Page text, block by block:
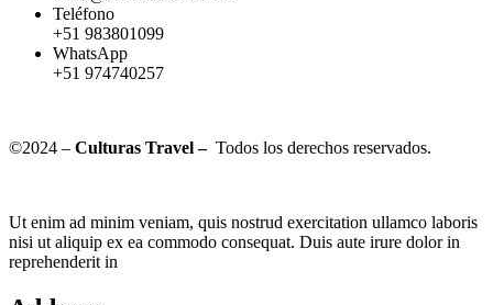
Teléfono
+51 983801099
WhatsApp
+51 974740257
©2024 – Culturas Travel – Todos los derechos reservados.
Ut enim ad minim veniam, quis nostrud exercitation ullamco laboris
nisi ut aliquip ex ea commodo consequat. Duis aute irure dolor in
reprehenderit in